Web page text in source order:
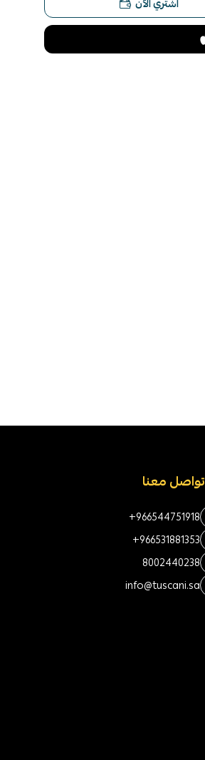
تواصل معنا
+966544751918
+966531881353
8002440238
info@tuscani.sa